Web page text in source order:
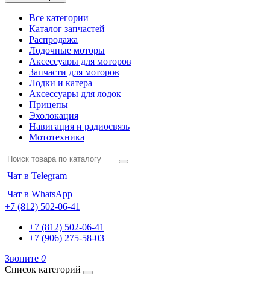
Все категории
Каталог запчастей
Распродажа
Лодочные моторы
Аксессуары для моторов
Запчасти для моторов
Лодки и катера
Аксессуары для лодок
Прицепы
Эхолокация
Навигация и радиосвязь
Мототехника
Чат в Telegram
Чат в WhatsApp
+7 (812) 502-06-41
+7 (812) 502-06-41
+7 (906) 275-58-03
Звоните 0
Список категорий